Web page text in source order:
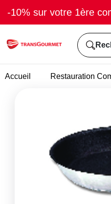
-10% sur votre 1ère
Accueil Restauration